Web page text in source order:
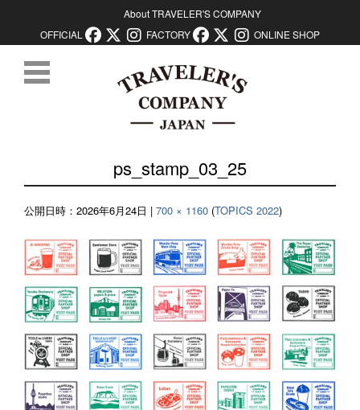
About TRAVELER'S COMPANY
OFFICIAL
FACTORY ONLINE SHOP
ps_stamp_03_25
公開日時： 2026年6月24日 | 700 × 1160 (TOPICS 2022)